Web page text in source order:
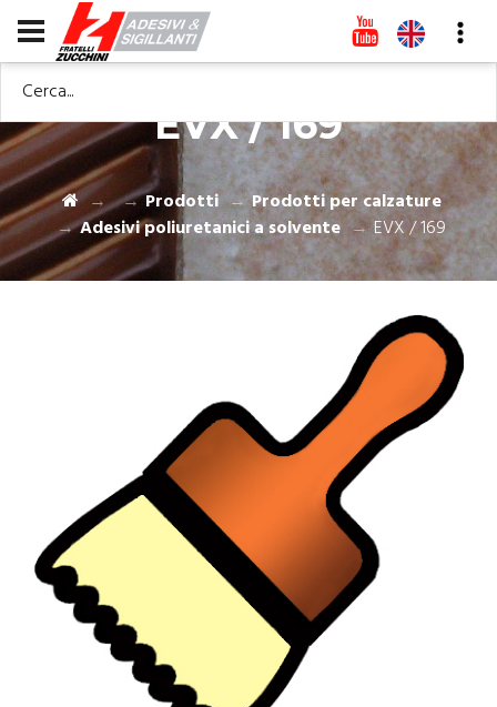
Cerca...
EVX / 169
Prodotti
Prodotti per calzature
Adesivi poliuretanici a solvente
EVX / 169